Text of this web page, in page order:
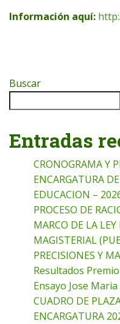
Información aquí:
Buscar
Entradas
CRONOGRAMA Y
ENCARGATURA
EDUCACION –
PROCESO DE
MARCO DE LA
MAGISTERIAL
PRECISIONES Y
Resultados
Ensayo Jose
CUADRO DE
ENCARGATURA